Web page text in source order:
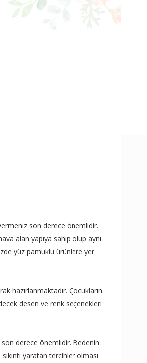
son derece önemlidir.
alan yapıya sahip olup aynı
yüz pamuklu ürünlere yer
hazırlanmaktadır. Çocukların
desen ve renk seçenekleri
derece önemlidir. Bedenin
yaratan tercihler olması